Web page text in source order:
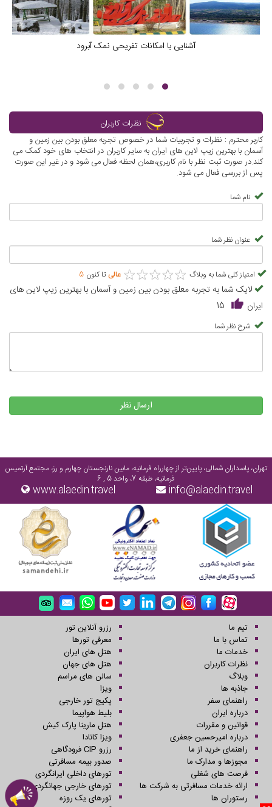
آشنایی با امکانات تفریحی نمک آبرود
نظرات کاربران
کاربر محترم : نظرات و تجربیات شما در خصوص تجربه معلق بودن بین زمین و
آسمان با بهترین زیپ لاین های ایران به سایر کاربران در انتخاب های خود کمک می
کند.در صورت ثبت نظر با نام کاربری،همان لحظه فعال می شود و در غیر این صورت
پس از بررسی فعال می شود.
نام شما
عنوان نظر شما
امتیاز کلی شما به وبلاگ ★★★★★
★★★★★ عالی تا کنون 5
لایک شما به تجربه معلق بودن بین زمین و آسمان با بهترین زیپ لاین های
ایران
15
شرح نظر شما
ارسال نظر
تهران، پاسداران شمالی، پایین‌تر از چهارراه فرمانیه، مابین نارنجستان چهارم و رز، مجتمع آرتمیس
فرمانیه، طبقه 7، واحد 5 , 6
info@alaedin.travel
www.alaedin.travel
تیم ما
تماس با ما
خدمات ما
نظرات کاربران
وبلاگ
جاذبه ها
راهنمای سفر
درباره ایران
قوانین و مقررات
درباره امیرحسین جعفری
راهنمای خرید از ما
مجوزها و مدارک ما
فرصت های شغلی
ارائه خدمات مسافرتی به شرکت ها
رستوران ها
رزرو آنلاین تور
معرفی تورها
هتل های ایران
هتل های جهان
سالن های مراسم
ویزا
پکیج تور خارجی
بلیط هواپیما
هتل مارینا پارک کیش
ویزا کانادا
رزرو CIP فرودگاهی
صدور بیمه مسافرتی
تورهای داخلی ایرانگردی
تورهای خارجی جهانگردی
تورهای یک روزه